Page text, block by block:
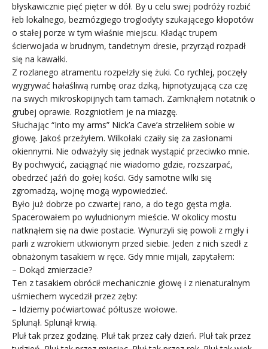
błyskawicznie pięć pięter w dół. By u celu swej podróży rozbić
łeb lokalnego, bezmózgiego troglodyty szukającego kłopotów
o stałej porze w tym właśnie miejscu. Kładąc trupem
ścierwojada w brudnym, tandetnym dresie, przyrząd rozpadł
się na kawałki.
Z rozlanego atramentu rozpełzły się żuki. Co rychlej, poczęły
wygrywać hałaśliwą rumbę oraz dziką, hipnotyzującą cza czę
na swych mikroskopijnych tam tamach. Zamknąłem notatnik o
grubej oprawie. Rozgniotłem je na miazgę.
Słuchając “Into my arms” Nick’a Cave’a strzeliłem sobie w
głowę. Jakoś przeżyłem. Wilkołaki czaiły się za zasłonami
okiennymi. Nie odważyły się jednak wystąpić przeciwko mnie.
By pochwycić, zaciągnąć nie wiadomo gdzie, rozszarpać,
obedrzeć jaźń do gołej kości. Gdy samotne wilki się
zgromadzą, wojnę mogą wypowiedzieć.
Było już dobrze po czwartej rano, a do tego gęsta mgła.
Spacerowałem po wyludnionym mieście. W okolicy mostu
natknąłem się na dwie postacie. Wynurzyli się powoli z mgły i
parli z wzrokiem utkwionym przed siebie. Jeden z nich szedł z
obnażonym tasakiem w ręce. Gdy mnie mijali, zapytałem:
– Dokąd zmierzacie?
Ten z tasakiem obrócił mechanicznie głowę i z nienaturalnym
uśmiechem wycedził przez zęby:
– Idziemy poćwiartować półtusze wołowe.
Splunął. Splunął krwią.
Pluł tak przez godzinę. Pluł tak przez cały dzień. Pluł tak przez